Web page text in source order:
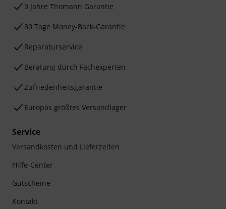
3 Jahre Thomann Garantie
30 Tage Money-Back-Garantie
Reparaturservice
Beratung durch Fachexperten
Zufriedenheitsgarantie
Europas größtes Versandlager
Service
Versandkosten und Lieferzeiten
Hilfe-Center
Gutscheine
Kontakt